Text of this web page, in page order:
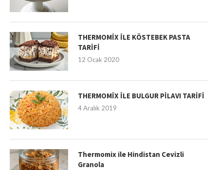
THERMOMİX İLE KÖSTEBEK PASTA
TARİFİ
12 Ocak 2020
THERMOMİX İLE BULGUR PİLAVI TARİFİ
4 Aralık 2019
Thermomix ile Hindistan Cevizli
Granola